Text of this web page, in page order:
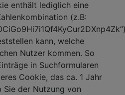
enthält lediglich eine
(z.B:
kann, welche
Nutzer kommen. So
in Suchformularen
Cookie, das ca. 1 Jahr
der Nutzung von